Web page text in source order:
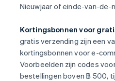
Nieuwjaar of einde-van-de-
Kortingsbonnen voor
gratis verzending zijn een
kortingsbonnen voor e-
Voorbeelden zijn codes
bestellingen boven ฿ 500,